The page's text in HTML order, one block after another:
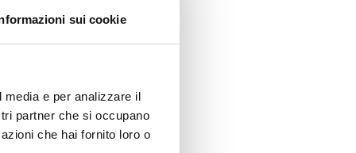
sui cookie
e per analizzare il
partner che si occupano
che hai fornito loro o